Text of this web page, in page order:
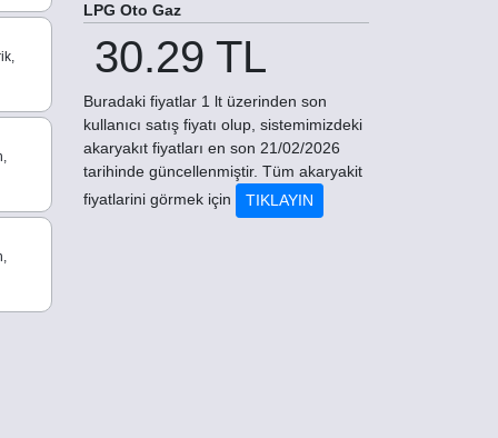
LPG Oto Gaz
30.29 TL
Buradaki fiyatlar 1 lt üzerinden son
kullanıcı satış fiyatı olup, sistemimizdeki
akaryakıt fiyatları en son 21/02/2026
tarihinde güncellenmiştir. Tüm akaryakit
fiyatlarini görmek için
TIKLAYIN